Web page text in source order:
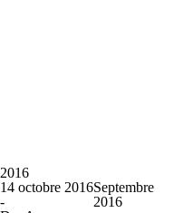
2016
14 octobre 2016
-
Septembre
2016